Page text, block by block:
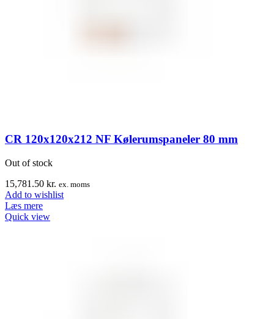
CR 120x120x212 NF Kølerumspaneler 80 mm
Out of stock
15,781.50 kr. ex. moms
Add to wishlist
Læs mere
Quick view